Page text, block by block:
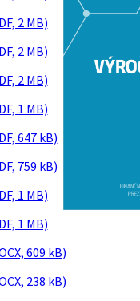
2 MB)
2 MB)
2 MB)
1 MB)
647 kB)
759 kB)
1 MB)
1 MB)
609 kB)
238 kB)